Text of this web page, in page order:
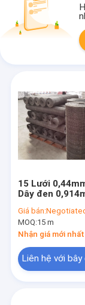
15 Lưới
Dây đen
Chiều dài
Giá bán:
MOQ:15 m
Nhận giá mới nhất
Liên hệ với bây